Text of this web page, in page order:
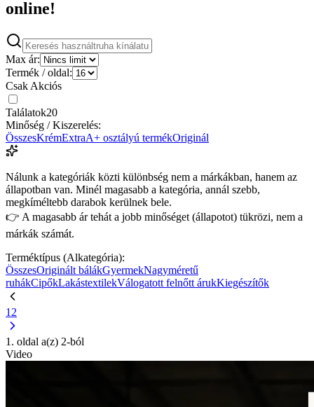
online!
Max ár:
Termék / oldal:
Csak Akciós
Találatok20
Minőség / Kiszerelés:
ÖsszesKrémExtraA+ osztályú termékOriginál
Nálunk a kategóriák közti különbség nem a márkákban, hanem az
állapotban van. Minél magasabb a kategória, annál szebb,
megkíméltebb darabok kerülnek bele.
👉 A magasabb ár tehát a jobb minőséget (állapotot) tükrözi, nem a
márkák számát.
Terméktípus (Alkategória):
ÖsszesOriginált bálákGyermekNagyméretű
ruhákCipőkLakástextilekVálogatott felnőtt árukKiegészítők
1 2
1. oldal a(z) 2-ból
Video